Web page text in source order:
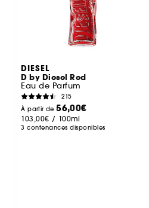
DIESEL
D by Diesel Red
Eau de Parfum
215
À partir de56,00€
103,00€ / 100ml
3 contenances disponibles